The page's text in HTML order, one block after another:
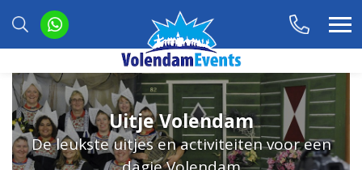
Uitje Volendam
De leukste uitjes en activiteiten voor een